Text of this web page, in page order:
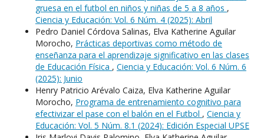
gruesa en el futbol en niños y niñas de 5 a 8 años ,
Ciencia y Educación: Vol. 6 Núm. 4 (2025): Abril
Pedro Daniel Córdova Salinas, Elva Katherine Aguilar
Morocho, Prácticas deportivas como método de
enseñanza para el aprendizaje significativo en las clases
de Educación Física , Ciencia y Educación: Vol. 6 Núm. 6
(2025): Junio
Henry Patricio Arévalo Caiza, Elva Katherine Aguilar
Morocho, Programa de entrenamiento cognitivo para
efectivizar el pase con el balón en el Futbol , Ciencia y
Educación: Vol. 5 Núm. 8.1 (2024): Edición Especial UPSE